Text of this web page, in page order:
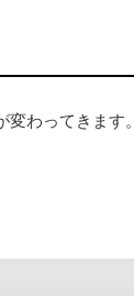
わってきます。